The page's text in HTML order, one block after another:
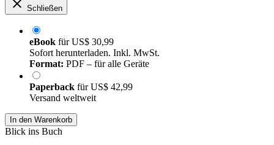
Schließen
eBook fürUS$ 30,99
Sofort herunterladen. Inkl. MwSt.
Format: PDF – für alle Geräte
Paperback fürUS$ 42,99
Versand weltweit
In den Warenkorb
Blick ins Buch